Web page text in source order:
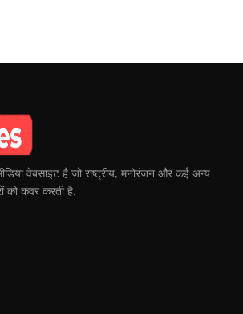
वेबसाइट है जो राष्ट्रीय, मनोरंजन और कई अन्य
को कवर करती है.